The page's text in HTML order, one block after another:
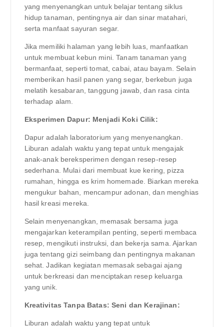
yang menyenangkan untuk belajar tentang siklus
hidup tanaman, pentingnya air dan sinar matahari,
serta manfaat sayuran segar.
Jika memiliki halaman yang lebih luas, manfaatkan
untuk membuat kebun mini. Tanam tanaman yang
bermanfaat, seperti tomat, cabai, atau bayam. Selain
memberikan hasil panen yang segar, berkebun juga
melatih kesabaran, tanggung jawab, dan rasa cinta
terhadap alam.
Eksperimen Dapur: Menjadi Koki Cilik:
Dapur adalah laboratorium yang menyenangkan.
Liburan adalah waktu yang tepat untuk mengajak
anak-anak bereksperimen dengan resep-resep
sederhana. Mulai dari membuat kue kering, pizza
rumahan, hingga es krim homemade. Biarkan mereka
mengukur bahan, mencampur adonan, dan menghias
hasil kreasi mereka.
Selain menyenangkan, memasak bersama juga
mengajarkan keterampilan penting, seperti membaca
resep, mengikuti instruksi, dan bekerja sama. Ajarkan
juga tentang gizi seimbang dan pentingnya makanan
sehat. Jadikan kegiatan memasak sebagai ajang
untuk berkreasi dan menciptakan resep keluarga
yang unik.
Kreativitas Tanpa Batas: Seni dan Kerajinan:
Liburan adalah waktu yang tepat untuk